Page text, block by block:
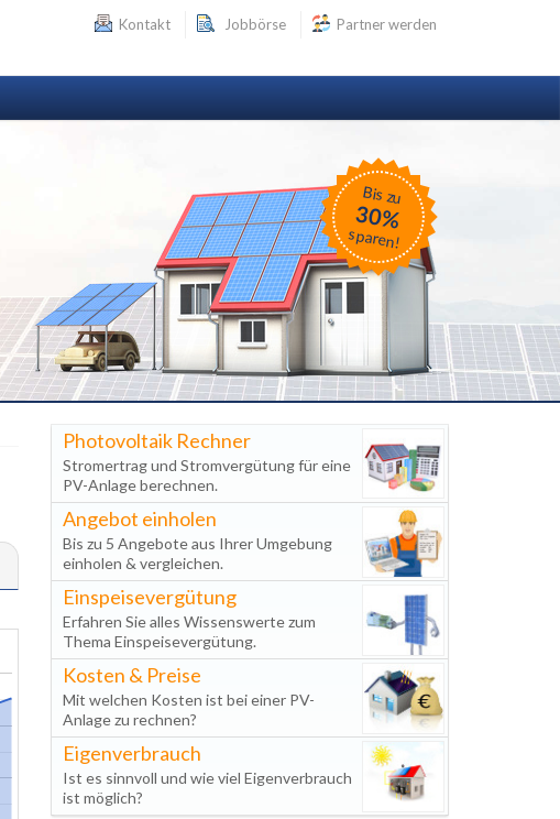
Kontakt Jobbörse Partner werden
Bis zu
30%
sparen!
Photovoltaik Rechner
Stromertrag und Stromvergütung für eine
PV-Anlage berechnen.
Angebot einholen
Bis zu 5 Angebote aus Ihrer Umgebung
einholen & vergleichen.
Einspeisevergütung
Erfahren Sie alles Wissenswerte zum
Thema Einspeisevergütung.
Kosten & Preise
Mit welchen Kosten ist bei einer PV-
Anlage zu rechnen?
Eigenverbrauch
Ist es sinnvoll und wie viel Eigenverbrauch
ist möglich?